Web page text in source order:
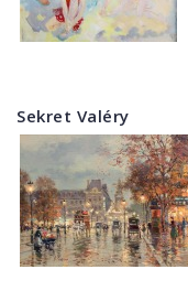
Sekret Valéry